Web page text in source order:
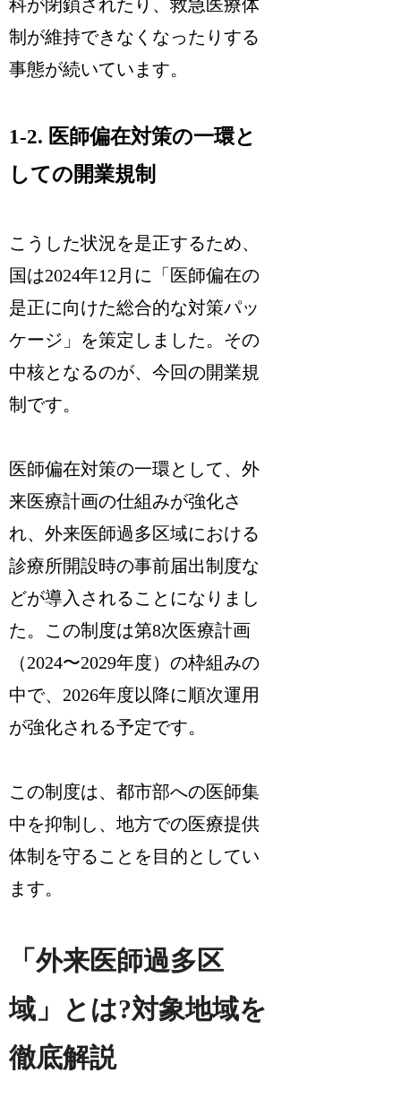
科が閉鎖されたり、救急医療体
制が維持できなくなったりする
事態が続いています。
1-2. 医師偏在対策の一環と
しての開業規制
こうした状況を是正するため、
国は2024年12月に「医師偏在の
是正に向けた総合的な対策パッ
ケージ」を策定しました。その
中核となるのが、今回の開業規
制です。
医師偏在対策の一環として、外
来医療計画の仕組みが強化さ
れ、外来医師過多区域における
診療所開設時の事前届出制度な
どが導入されることになりまし
た。この制度は第8次医療計画
（2024〜2029年度）の枠組みの
中で、2026年度以降に順次運用
が強化される予定です。
この制度は、都市部への医師集
中を抑制し、地方での医療提供
体制を守ることを目的としてい
ます。
「外来医師過多区
域」とは?対象地域を
徹底解説